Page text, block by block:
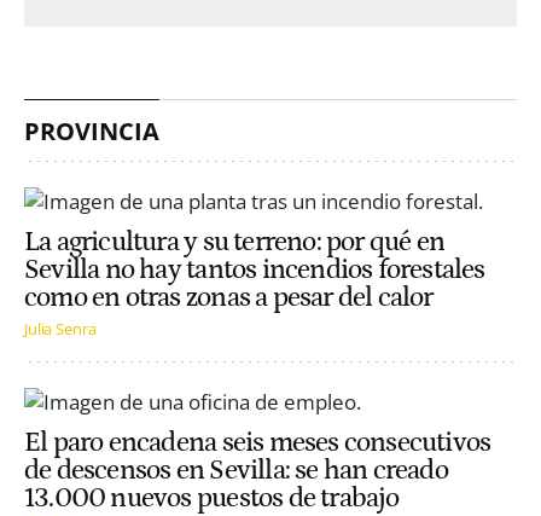
PROVINCIA
La agricultura y su terreno: por qué en
Sevilla no hay tantos incendios forestales
como en otras zonas a pesar del calor
Julia Senra
El paro encadena seis meses consecutivos
de descensos en Sevilla: se han creado
13.000 nuevos puestos de trabajo